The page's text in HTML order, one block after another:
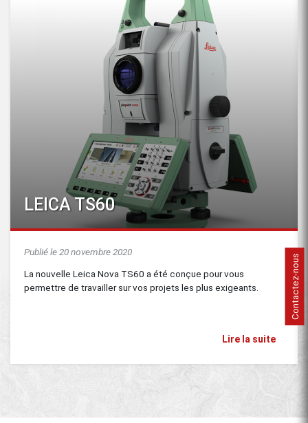
LEICA TS60
Publié le 20 novembre 2020
La nouvelle Leica Nova TS60 a été conçue pour vous
permettre de travailler sur vos projets les plus exigeants.
Lire la suite
Contactez-nous